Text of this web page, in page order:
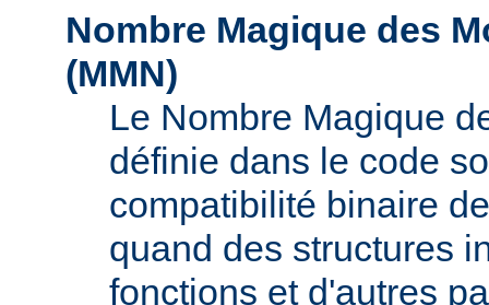
Nombre Magique des
(MMN)
Le Nombre Magique
définie dans le code
compatibilité binaire
quand des structures
fonctions et d'autres